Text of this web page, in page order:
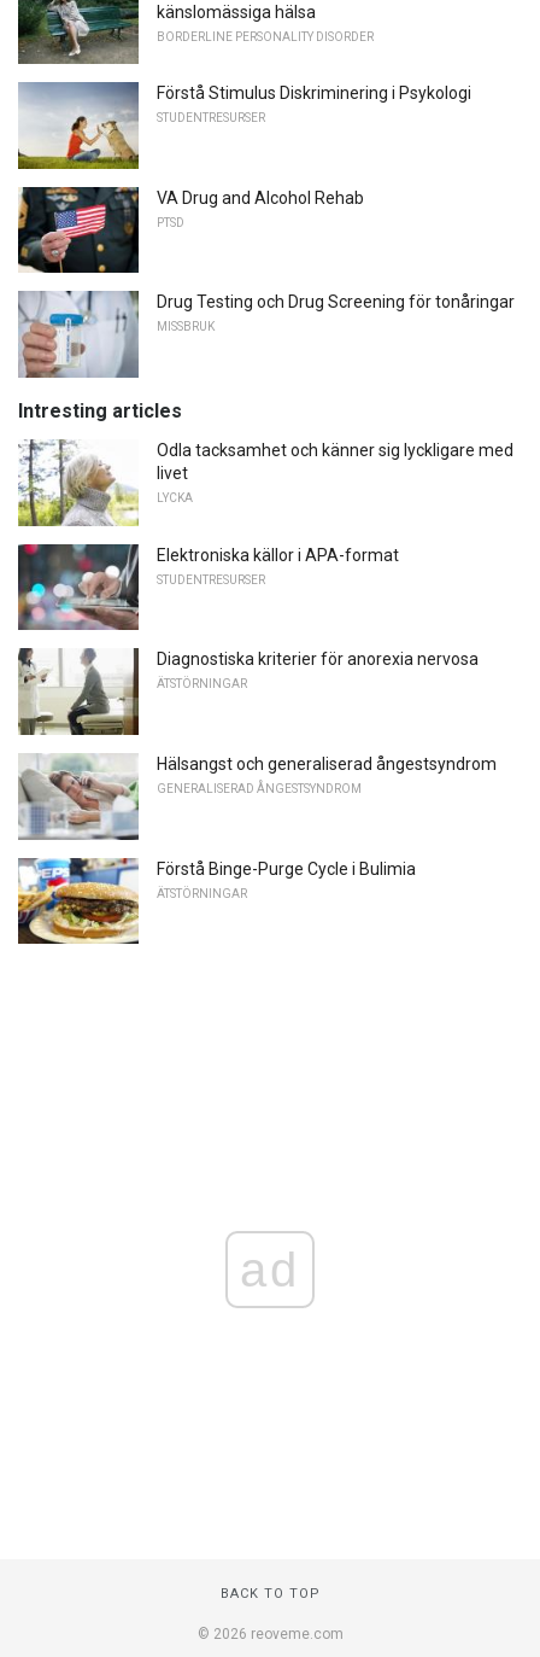
känslomässiga hälsa
BORDERLINE PERSONALITY DISORDER
Förstå Stimulus Diskriminering i Psykologi
STUDENTRESURSER
VA Drug and Alcohol Rehab
PTSD
Drug Testing och Drug Screening för tonåringar
MISSBRUK
Intresting articles
Odla tacksamhet och känner sig lyckligare med
livet
LYCKA
Elektroniska källor i APA-format
STUDENTRESURSER
Diagnostiska kriterier för anorexia nervosa
ÄTSTÖRNINGAR
Hälsangst och generaliserad ångestsyndrom
GENERALISERAD ÅNGESTSYNDROM
Förstå Binge-Purge Cycle i Bulimia
ÄTSTÖRNINGAR
ad
BACK TO TOP
© 2026 reoveme.com